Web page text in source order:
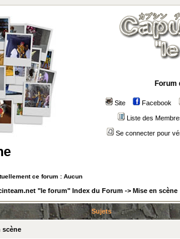
Forum
Site Facebook
Liste des
Se connecter pour
ce forum : Aucun
"le forum" Index du Forum -> Mise en scène
Sujets
scène